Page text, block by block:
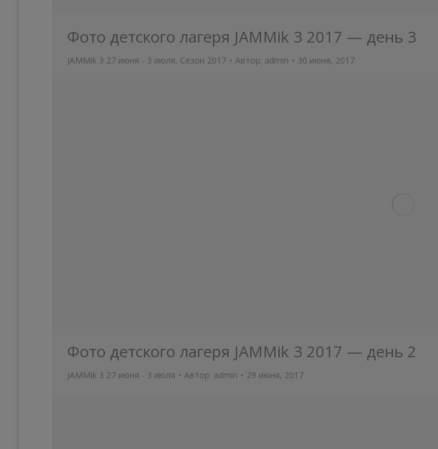
Фото детского лагеря JAMMik 3 2017 — день 3
JAMMik 3 27 июня - 3 июля, Сезон 2017 Автор: admin 30 июня, 2017
Фото детского лагеря JAMMik 3 2017 — день 2
JAMMik 3 27 июня - 3 июля Автор: admin 29 июня, 2017